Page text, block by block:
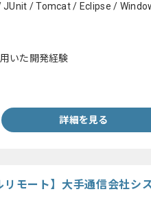
JUnit / Tomcat / Eclipse /
いた開発経験
詳細を見る
モート】大手通信会社シ